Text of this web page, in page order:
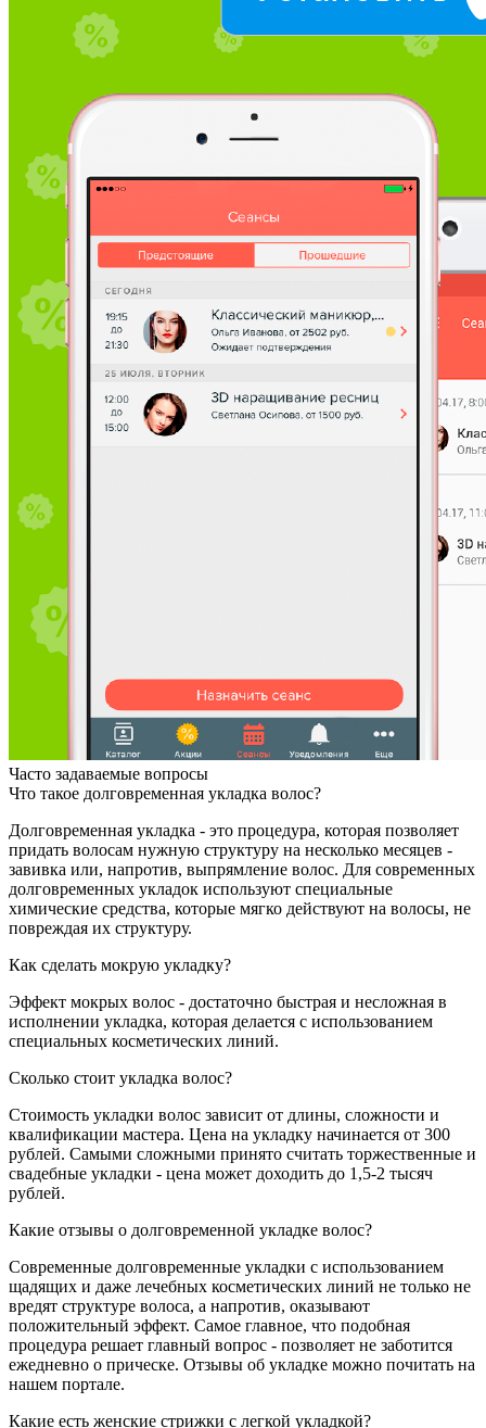
Часто задаваемые вопросы
Что такое долговременная укладка волос?
Долговременная укладка - это процедура, которая позволяет
придать волосам нужную структуру на несколько месяцев -
завивка или, напротив, выпрямление волос. Для современных
долговременных укладок используют специальные
химические средства, которые мягко действуют на волосы, не
повреждая их структуру.
Как сделать мокрую укладку?
Эффект мокрых волос - достаточно быстрая и несложная в
исполнении укладка, которая делается с использованием
специальных косметических линий.
Сколько стоит укладка волос?
Стоимость укладки волос зависит от длины, сложности и
квалификации мастера. Цена на укладку начинается от 300
рублей. Самыми сложными принято считать торжественные и
свадебные укладки - цена может доходить до 1,5-2 тысяч
рублей.
Какие отзывы о долговременной укладке волос?
Современные долговременные укладки с использованием
щадящих и даже лечебных косметических линий не только не
вредят структуре волоса, а напротив, оказывают
положительный эффект. Самое главное, что подобная
процедура решает главный вопрос - позволяет не заботится
ежедневно о прическе. Отзывы об укладке можно почитать на
нашем портале.
Какие есть женские стрижки с легкой укладкой?